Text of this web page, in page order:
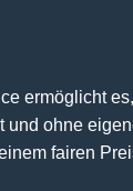
ermöglicht
und ohne
fairen